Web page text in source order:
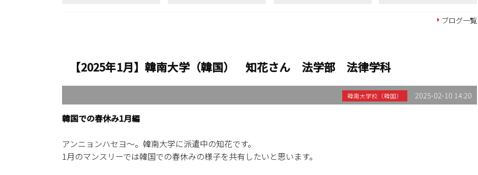
ブログ一覧
【2025年1月】韓南大学（韓国） 知花さん 法学部 法律学科
韓南大学校（韓国） 2025-02-10 14:20
韓国での春休み1月編
アンニョンハセヨ～。韓南大学に派遣中の知花です。
1月のマンスリーでは韓国での春休みの様子を共有したいと思います。